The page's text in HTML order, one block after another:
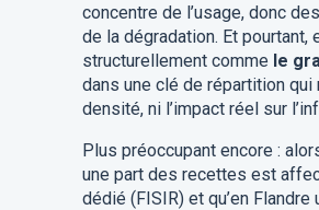
concentre de l’usage, donc
de la dégradation. Et pourtant,
structurellement comme le
dans une clé de répartition qui
densité, ni l’impact réel sur
Plus préoccupant encore :
une part des recettes est
dédié (FISIR) et qu’en Flandre